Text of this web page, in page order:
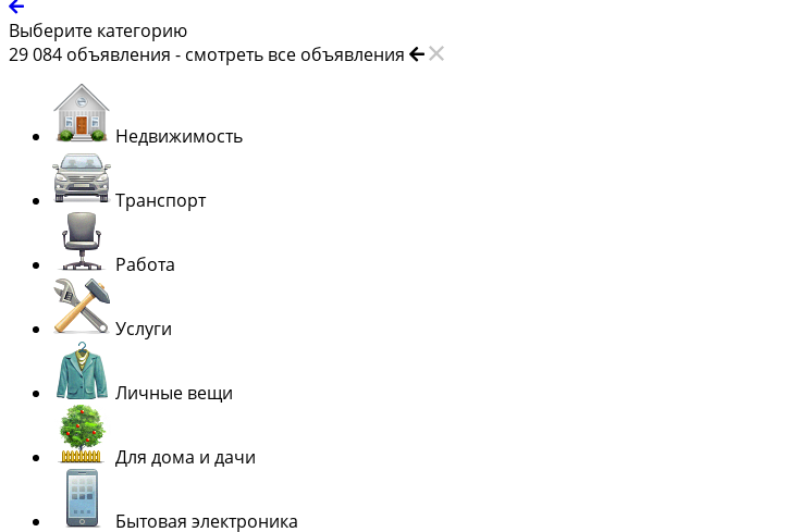
Выберите категорию
29 084 объявления - смотреть все объявления
Недвижимость
Транспорт
Работа
Услуги
Личные вещи
Для дома и дачи
Бытовая электроника